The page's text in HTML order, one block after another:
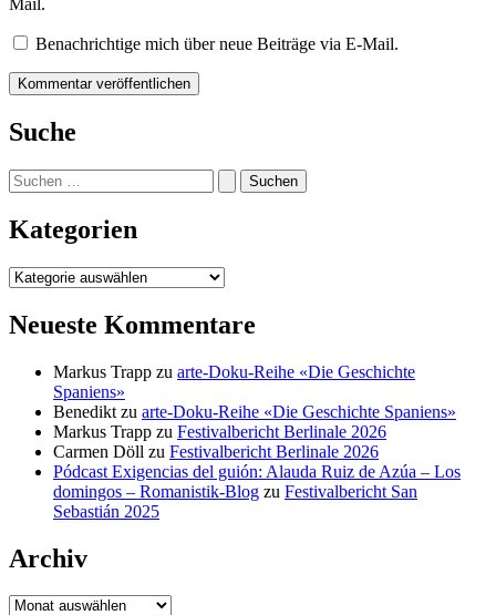
Mail.
Benachrichtige mich über neue Beiträge via E-Mail.
Suche
Suchen
nach:
Kategorien
Kategorien
Neueste Kommentare
Markus Trapp zu arte-Doku-Reihe «Die Geschichte
Spaniens»
Benedikt zu arte-Doku-Reihe «Die Geschichte Spaniens»
Markus Trapp zu Festivalbericht Berlinale 2026
Carmen Döll zu Festivalbericht Berlinale 2026
Pódcast Exigencias del guión: Alauda Ruiz de Azúa – Los
domingos – Romanistik-Blog zu Festivalbericht San
Sebastián 2025
Archiv
Archiv